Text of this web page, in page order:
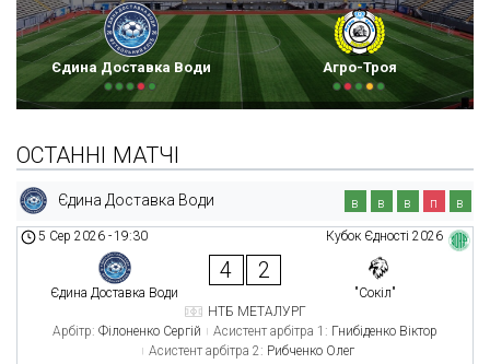
Єдина Доставка Води Агро-Троя
ОСТАННІ МАТЧІ
Єдина Доставка Води в в в п в
Кубок Єдності 2026
5 Сер 2026 -19:30
Єдина Доставка Води
4 2
"Сокіл"
НТБ МЕТАЛУРГ
Арбітр: Філоненко Сергій Асистент арбітра 1: Гнибіденко Віктор
Асистент арбітра 2: Рибченко Олег